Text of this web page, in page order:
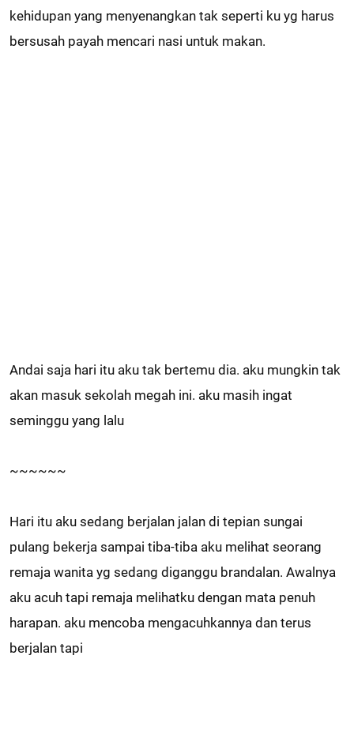
kehidupan yang menyenangkan tak seperti ku yg harus
bersusah payah mencari nasi untuk makan.
Andai saja hari itu aku tak bertemu dia. aku mungkin tak
akan masuk sekolah megah ini. aku masih ingat
seminggu yang lalu
~~~~~~
Hari itu aku sedang berjalan jalan di tepian sungai
pulang bekerja sampai tiba-tiba aku melihat seorang
remaja wanita yg sedang diganggu brandalan. Awalnya
aku acuh tapi remaja melihatku dengan mata penuh
harapan. aku mencoba mengacuhkannya dan terus
berjalan tapi